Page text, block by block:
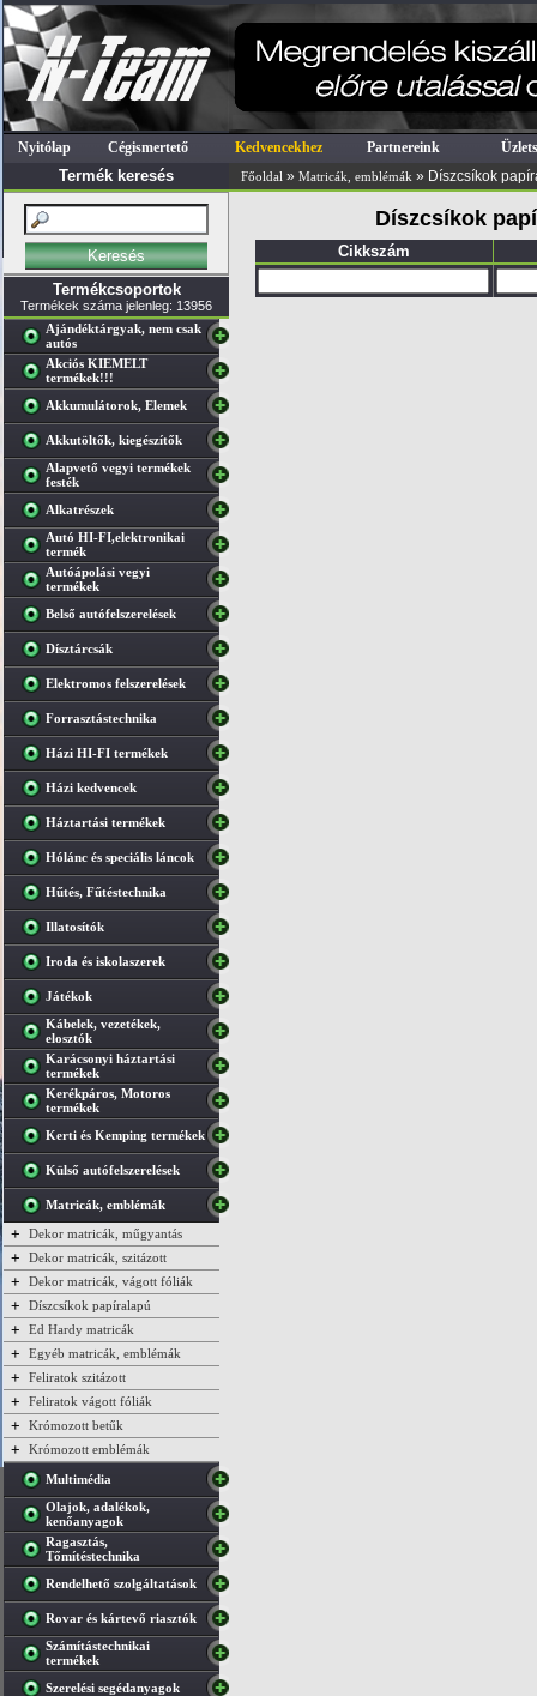
Nyitólap Cégismertető Kedvencekhez Partnereink
Termék keresés Főoldal » Matricák, emblémák » Díszcsíkok
Termékcsoportok
Termékek száma jelenleg: 13956
Ajándéktárgyak, nem csak
autós
Akciós KIEMELT
termékek!!!
Akkumulátorok, Elemek
Akkutöltők, kiegészítők
Alapvető vegyi termékek
festék
Alkatrészek
Autó HI-FI,elektronikai
termék
Autóápolási vegyi
termékek
Belső autófelszerelések
Dísztárcsák
Elektromos felszerelések
Forrasztástechnika
Házi HI-FI termékek
Házi kedvencek
Háztartási termékek
Hólánc és speciális láncok
Hűtés, Fűtéstechnika
Illatosítók
Iroda és iskolaszerek
Játékok
Kábelek, vezetékek,
elosztók
Karácsonyi háztartási
termékek
Kerékpáros, Motoros
termékek
Kerti és Kemping termékek
Külső autófelszerelések
Matricák, emblémák
+ Dekor matricák, műgyantás
+ Dekor matricák, szitázott
+ Dekor matricák, vágott fóliák
+ Díszcsíkok papíralapú
+ Ed Hardy matricák
+ Egyéb matricák, emblémák
+ Feliratok szitázott
+ Feliratok vágott fóliák
+ Krómozott betűk
+ Krómozott emblémák
Multimédia
Olajok, adalékok,
kenőanyagok
Ragasztás,
Tőmítéstechnika
Rendelhető szolgáltatások
Rovar és kártevő riasztók
Számítástechnikai
termékek
Szerelési segédanyagok
Díszcsíkok
Cikkszám